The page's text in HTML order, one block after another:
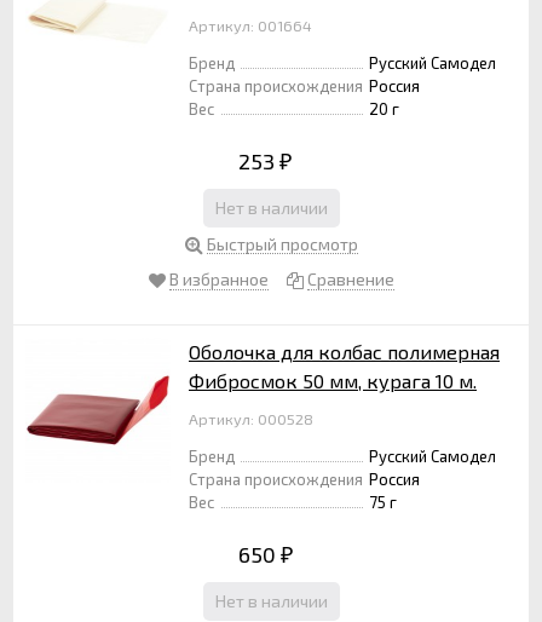
Артикул: 001664
Бренд
Русский Самодел
Страна происхождения Россия
Вес
20 г
253 ₽
Нет в наличии
Быстрый просмотр
В избранное
Сравнение
Оболочка для колбас полимерная
Фибросмок 50 мм, курага 10 м.
Артикул: 000528
Бренд
Русский Самодел
Страна происхождения Россия
Вес
75 г
650 ₽
Нет в наличии